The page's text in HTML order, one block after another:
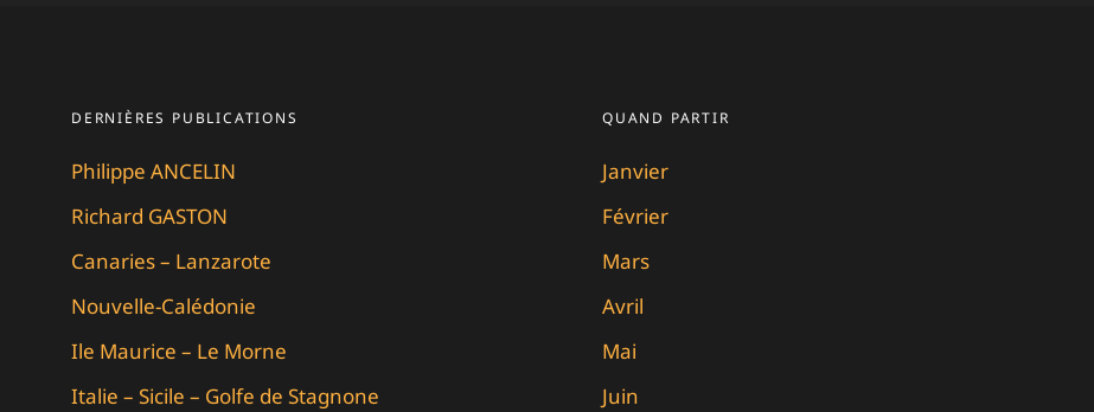
DERNIÈRES PUBLICATIONS
Philippe ANCELIN
Richard GASTON
Canaries – Lanzarote
Nouvelle-Calédonie
Ile Maurice – Le Morne
Italie – Sicile – Golfe de Stagnone
QUAND PARTIR
Janvier
Février
Mars
Avril
Mai
Juin